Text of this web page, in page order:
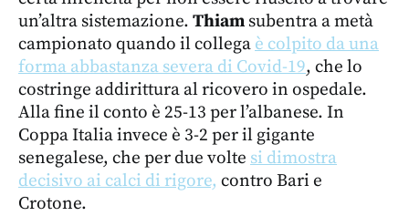
un’altra sistemazione. Thiam subentra a metà
campionato quando il collega è colpito da una
forma abbastanza severa di Covid-19, che lo
costringe addirittura al ricovero in ospedale.
Alla fine il conto è 25-13 per l’albanese. In
Coppa Italia invece è 3-2 per il gigante
senegalese, che per due volte si dimostra
decisivo ai calci di rigore, contro Bari e
Crotone.